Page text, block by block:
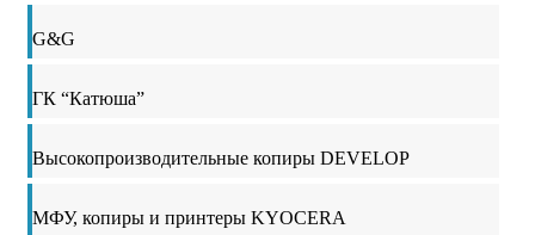
G&G
ГК “Катюша”
Высокопроизводительные копиры DEVELOP
МФУ, копиры и принтеры KYOCERA